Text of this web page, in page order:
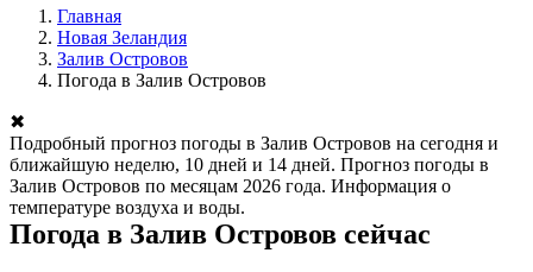
Главная
Новая Зеландия
Залив Островов
Погода в Залив Островов
✖
Подробный прогноз погоды в Залив Островов на сегодня и
ближайшую неделю, 10 дней и 14 дней. Прогноз погоды в
Залив Островов по месяцам 2026 года. Информация о
температуре воздуха и воды.
Погода в Залив Островов сейчас